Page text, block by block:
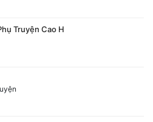
Truyện Cao H